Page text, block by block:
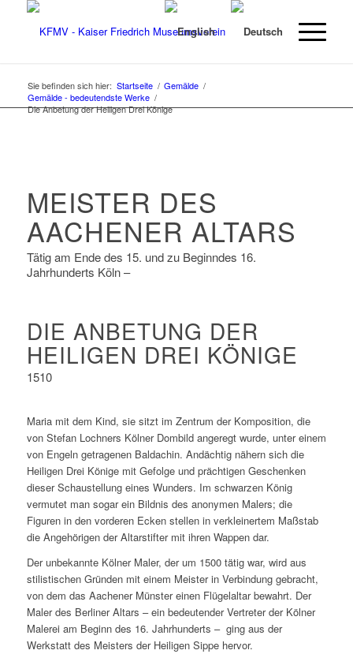
Sie befinden sich hier: Startseite / Gemälde /
Gemälde - bedeutendste Werke /
Die Anbetung der Heiligen Drei Könige
MEISTER DES
AACHENER ALTARS
Tätig am Ende des 15. und zu Beginndes 16.
Jahrhunderts Köln –
DIE ANBETUNG DER
HEILIGEN DREI KÖNIGE
1510
Maria mit dem Kind, sie sitzt im Zentrum der Komposition, die
von Stefan Lochners Kölner Dombild angeregt wurde, unter einem
von Engeln getragenen Baldachin. Andächtig nähern sich die
Heiligen Drei Könige mit Gefolge und prächtigen Geschenken
dieser Schaustellung eines Wunders. Im schwarzen König
vermutet man sogar ein Bildnis des anonymen Malers; die
Figuren in den vorderen Ecken stellen in verkleinertem Maßstab
die Angehörigen der Altarstifter mit ihren Wappen dar.
Der unbekannte Kölner Maler, der um 1500 tätig war, wird aus
stilistischen Gründen mit einem Meister in Verbindung gebracht,
von dem das Aachener Münster einen Flügelaltar bewahrt. Der
Maler des Berliner Altars – ein bedeutender Vertreter der Kölner
Malerei am Beginn des 16. Jahrhunderts – ­ ging aus der
Werkstatt des Meisters der Heiligen Sippe hervor.